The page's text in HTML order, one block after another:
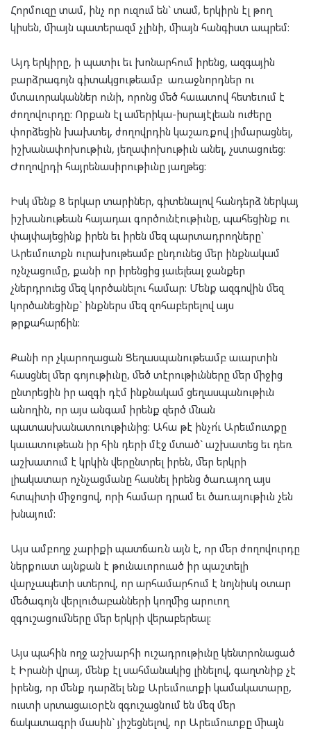
Հորմուզը տամ, ինչ որ ուզում են` տամ, երկիրն էլ թող
կիսեն, միայն պատերազմ չլինի, միայն հանգիստ ապրեմ:
Այդ երկիրը, ի պատիւ եւ խոնարհում իրենց, ազգային
բարձրագոյն գիտակցութեամբ առաջնորդներ ու
մտաւորականներ ունի, որոնց մեծ հաւատով հետեւում է
ժողովուրդը: Որքան էլ ամերիկա-իսրայէլեան ուժերը
փորձեցին խախտել, ժողովրդին կաշառքով յիմարացնել,
իշխանափոխութիւն, յեղափոխութիւն անել, չստացուեց:
Ժողովրդի հայրենասիրութիւնը յաղթեց:
Իսկ մենք 8 երկար տարիներ, գիտենալով հանդերձ ներկայ
իշխանութեան հայադաւ գործունէութիւնը, պահեցինք ու
փայփայեցինք իրեն եւ իրեն մեզ պարտադրողները`
Արեւմուտքն ուրախութեամբ ընդունեց մեր ինքնակամ
ոչնչացումը, քանի որ իրենցից յաւելեալ ջանքեր
չներդրուեց մեզ կործանելու համար: Մենք ազգովին մեզ
կործանեցինք` ինքներս մեզ զոհաբերելով այս
թրքահարճին:
Քանի որ չկարողացան Ցեղասպանութեամբ աւարտին
հասցնել մեր գոյութիւնը, մեծ տէրութիւնները մեր միջից
ընտրեցին իր ազգի դէմ ինքնակամ ցեղասպանութիւն
անողին, որ այս անգամ իրենք զերծ մնան
պատասխանատուութիւնից: Ահա թէ ինչո՛ւ Արեւմուտքը
կաւատութեան իր հին դերի մէջ մտած` աշխատեց եւ դեռ
աշխատում է կրկին վերընտրել իրեն, մեր երկրի
լիակատար ոչնչացմանը հասնել իրենց ծառայող այս
հտպիտի միջոցով, որի համար դրամ եւ ծառայութիւն չեն
խնայում:
Այս ամբողջ չարիքի պատճառն այն է, որ մեր ժողովուրդը
ներքուստ այնքան է թունաւորուած իր պաշտելի
վարչապետի ստերով, որ արհամարհում է նոյնիսկ օտար
մեծագոյն վերլուծաբանների կողմից արուող
զգուշացումները մեր երկրի վերաբերեալ:
Այս պահին ողջ աշխարհի ուշադրութիւնը կենտրոնացած
է Իրանի վրայ, մենք էլ սահմանակից լինելով, գաղտնիք չէ
իրենց, որ մենք դարձել ենք Արեւմուտքի կամակատարը,
ուստի սրտացաւօրէն զգուշացնում են մեզ մեր
ճակատագրի մասին` յիշեցնելով, որ Արեւմուտքը միայն